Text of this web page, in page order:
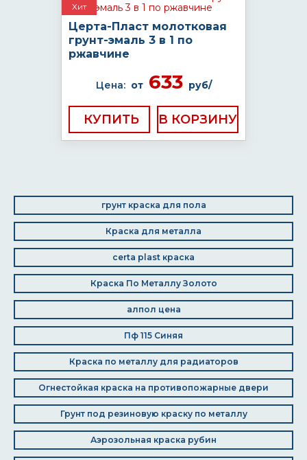
Хит
Церта-Пласт молотковая
грунт-эмаль 3 в 1 по
ржавчине
Цена: от633 руб/
КУПИТЬ
грунт краска для пола
Краска для металла
certa plast краска
Краска По Металлу Золото
алпол цена
Пф 115 Синяя
Краска по металлу для радиаторов
Огнестойкая краска на противопожарные двери
Грунт под резиновую краску по металлу
Аэрозольная краска рубин